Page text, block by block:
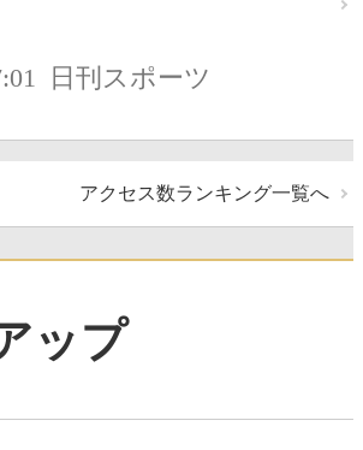
日刊スポーツ
アクセス数ランキング一覧へ
ップ